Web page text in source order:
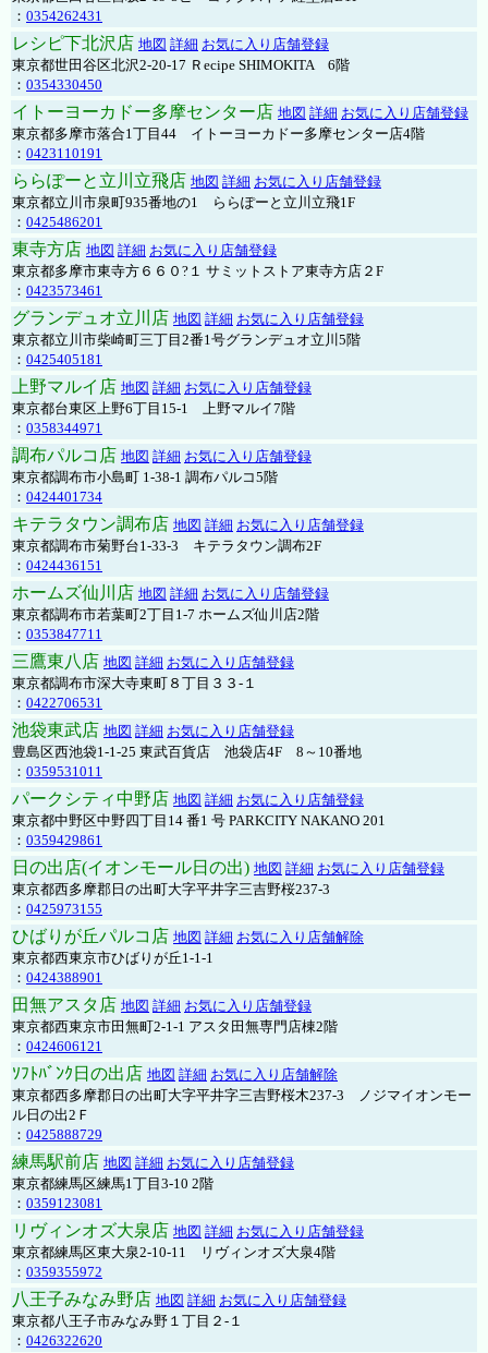
： 0354262431
レシピ下北沢店 地図 詳細 お気に入り店舗登録
東京都世田谷区北沢2-20-17 Ｒecipe SHIMOKITA 6階
： 0354330450
イトーヨーカドー多摩センター店 地図 詳細 お気に入り店舗登録
東京都多摩市落合1丁目44 イトーヨーカドー多摩センター店4階
： 0423110191
ららぽーと立川立飛店 地図 詳細 お気に入り店舗登録
東京都立川市泉町935番地の1 ららぽーと立川立飛1F
： 0425486201
東寺方店 地図 詳細 お気に入り店舗登録
東京都多摩市東寺方６６０?１ サミットストア東寺方店２F
： 0423573461
グランデュオ立川店 地図 詳細 お気に入り店舗登録
東京都立川市柴崎町三丁目2番1号グランデュオ立川5階
： 0425405181
上野マルイ店 地図 詳細 お気に入り店舗登録
東京都台東区上野6丁目15-1 上野マルイ7階
： 0358344971
調布パルコ店 地図 詳細 お気に入り店舗登録
東京都調布市小島町 1-38-1 調布パルコ5階
： 0424401734
キテラタウン調布店 地図 詳細 お気に入り店舗登録
東京都調布市菊野台1-33-3 キテラタウン調布2F
： 0424436151
ホームズ仙川店 地図 詳細 お気に入り店舗登録
東京都調布市若葉町2丁目1-7 ホームズ仙川店2階
： 0353847711
三鷹東八店 地図 詳細 お気に入り店舗登録
東京都調布市深大寺東町８丁目３３-１
： 0422706531
池袋東武店 地図 詳細 お気に入り店舗登録
豊島区西池袋1-1-25 東武百貨店 池袋店4F 8～10番地
： 0359531011
パークシティ中野店 地図 詳細 お気に入り店舗登録
東京都中野区中野四丁目14 番1 号 PARKCITY NAKANO 201
： 0359429861
日の出店(イオンモール日の出) 地図 詳細 お気に入り店舗登録
東京都西多摩郡日の出町大字平井字三吉野桜237-3
： 0425973155
ひばりが丘パルコ店 地図 詳細 お気に入り店舗解除
東京都西東京市ひばりが丘1-1-1
： 0424388901
田無アスタ店 地図 詳細 お気に入り店舗登録
東京都西東京市田無町2-1-1 アスタ田無専門店棟2階
： 0424606121
ｿﾌﾄﾊﾞﾝｸ日の出店 地図 詳細 お気に入り店舗解除
東京都西多摩郡日の出町大字平井字三吉野桜木237-3 ノジマイオンモー
ル日の出2Ｆ
： 0425888729
練馬駅前店 地図 詳細 お気に入り店舗登録
東京都練馬区練馬1丁目3-10 2階
： 0359123081
リヴィンオズ大泉店 地図 詳細 お気に入り店舗登録
東京都練馬区東大泉2-10-11 リヴィンオズ大泉4階
： 0359355972
八王子みなみ野店 地図 詳細 お気に入り店舗登録
東京都八王子市みなみ野１丁目２-１
： 0426322620